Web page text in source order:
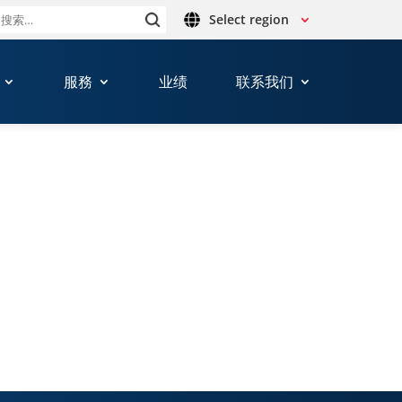
Select region
服務 业绩 联系我们